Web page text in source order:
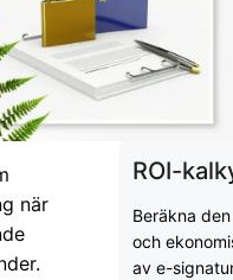
när
ROI-
Beräkna
och
av e-